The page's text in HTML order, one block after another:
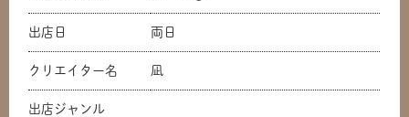
出店日 両日
クリエイター名 凪
出店ジャンル